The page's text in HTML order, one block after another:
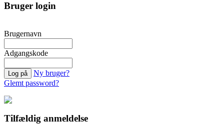
Bruger login
Brugernavn
Adgangskode
Ny bruger?
Glemt password?
Tilfældig anmeldelse